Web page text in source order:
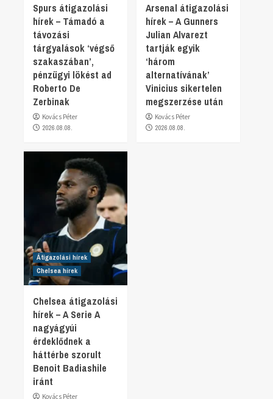
Spurs átigazolási
hírek – Támadó a
távozási
tárgyalások ‘végső
szakaszában’,
pénzügyi lökést ad
Roberto De
Zerbinak
Kovács Péter
2026.08.08.
Arsenal átigazolási
hírek – A Gunners
Julian Alvarezt
tartják egyik
‘három
alternatívának’
Vinicius sikertelen
megszerzése után
Kovács Péter
2026.08.08.
Átigazolási hírek
Chelsea hírek
Chelsea átigazolási
hírek – A Serie A
nagyágyúi
érdeklődnek a
háttérbe szorult
Benoit Badiashile
iránt
Kovács Péter